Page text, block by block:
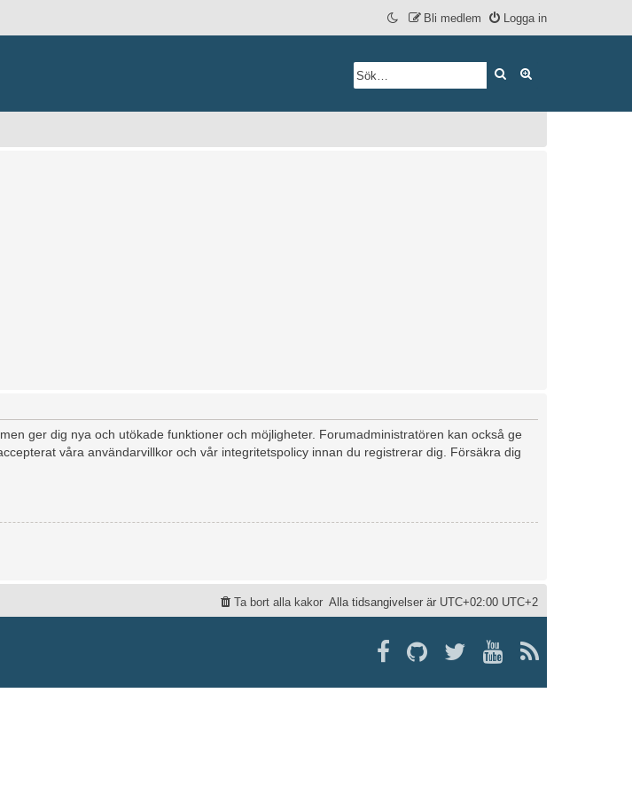
Logga in
Bli medlem
Sök
ger dig nya och utökade funktioner och möjligheter. Forumadministratören kan också ge
våra användarvillkor och vår integritetspolicy innan du registrerar dig. Försäkra dig
Alla tidsangivelser är UTC+02:00 UTC+2
Ta bort alla kakor